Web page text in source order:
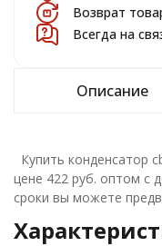
Возврат
Всегда на
Описание
Купить конденсатор
цене 422 руб. оптом с
сроки вы можете